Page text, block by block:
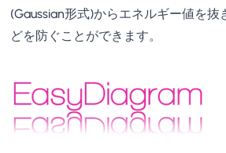
(Gaussian形式)からエネルギー値を
どを防ぐことができます。